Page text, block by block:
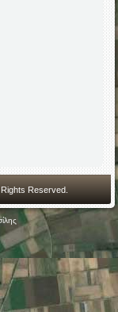
Rights Reserved.